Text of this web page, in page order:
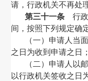
请，行政机关不再处
第三十一条 行政
间，按照下列规定确
（一）申请人当
之日为收到申请之日；
（二）申请人以
以行政机关签收之日